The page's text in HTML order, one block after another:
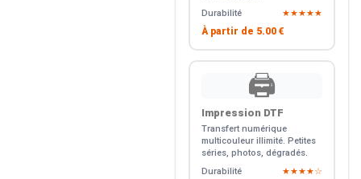
Durabilité
★★★★★
À partir de 5.00 €
🖨️
Impression DTF
Transfert numérique
multicouleur illimité. Petites
séries, photos, dégradés.
Durabilité
★★★★☆